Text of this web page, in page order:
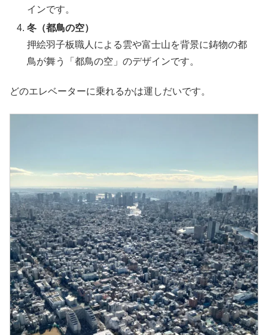
インです。
冬（都鳥の空）
押絵羽子板職人による雲や富士山を背景に鋳物の都
鳥が舞う「都鳥の空」のデザインです。
どのエレベーターに乗れるかは運しだいです。